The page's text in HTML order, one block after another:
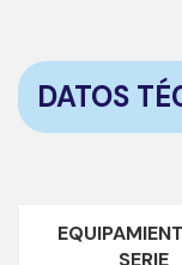
DATOS
Carrocería:
SERIE